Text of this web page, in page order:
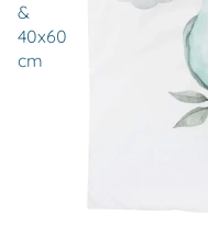
&
40x60
cm